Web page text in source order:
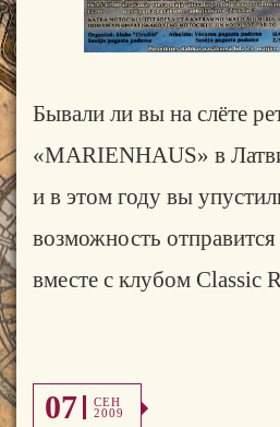
Бывали ли вы на слёте
«MARIENHAUS» в
и в этом году вы
возможность
вместе с клубом Classic
07
СЕН
2009